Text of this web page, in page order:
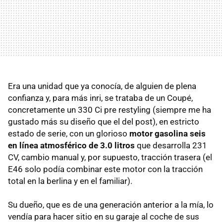
Era una unidad que ya conocía, de alguien de plena
confianza y, para más inri, se trataba de un Coupé,
concretamente un 330 Ci pre restyling (siempre me ha
gustado más su diseño que el del post), en estricto
estado de serie, con un glorioso motor gasolina seis
en línea atmosférico de 3.0 litros que desarrolla 231
CV, cambio manual y, por supuesto, tracción trasera (el
E46 solo podía combinar este motor con la tracción
total en la berlina y en el familiar).
Su dueño, que es de una generación anterior a la mía, lo
vendía para hacer sitio en su garaje al coche de sus